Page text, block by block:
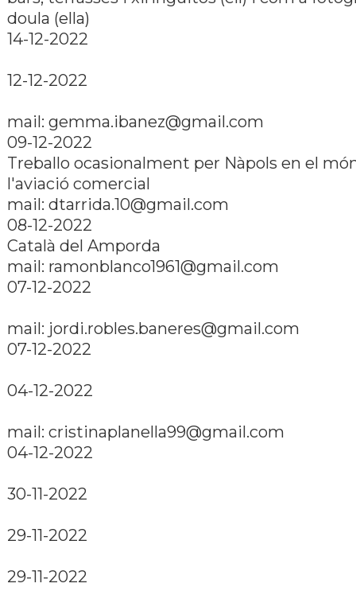
doula (ella)
14-12-2022
12-12-2022
mail: gemma.ibanez@gmail.com
09-12-2022
Treballo ocasionalment per Nàpols en el
l'aviació comercial
mail: dtarrida.10@gmail.com
08-12-2022
Català del Amporda
mail: ramonblanco1961@gmail.com
07-12-2022
mail: jordi.robles.baneres@gmail.com
07-12-2022
04-12-2022
mail: cristinaplanella99@gmail.com
04-12-2022
30-11-2022
29-11-2022
29-11-2022